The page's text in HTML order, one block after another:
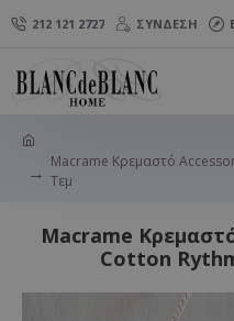
212 121 2727 ΣΎΝΔΕΣΗ
Macrame Κρεμαστό
Τεμ
Macrame
Cotton